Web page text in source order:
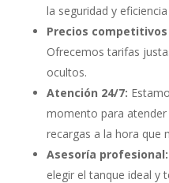
la seguridad y
Precios
Ofrecemos tarifas
ocultos.
Atención 24/7:
momento para
recargas a la hora que
Asesoría profesional:
elegir el tanque ideal y